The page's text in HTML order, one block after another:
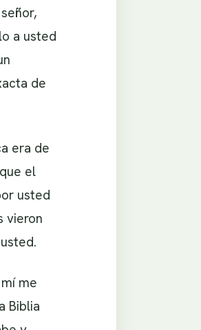
a usted
de
era de
el
usted
vieron
me
Biblia